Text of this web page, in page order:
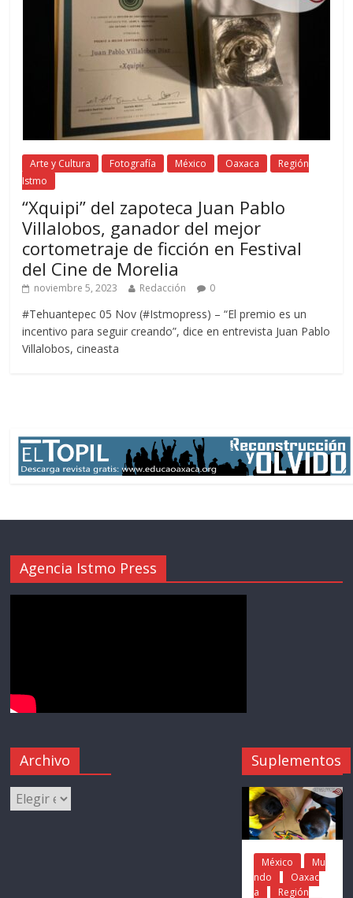
Arte y Cultura Fotografía México Oaxaca
Región
Istmo
“Xquipi” del zapoteca Juan Pablo
Villalobos, ganador del mejor
cortometraje de ficción en Festival
del Cine de Morelia
noviembre 5, 2023 Redacción 0
#Tehuantepec 05 Nov (#Istmopress) – “El premio es un
incentivo para seguir creando”, dice en entrevista Juan Pablo
Villalobos, cineasta
Agencia Istmo Press
Archivo Suplementos
México
Mu
ndo
Oaxac
a
Región